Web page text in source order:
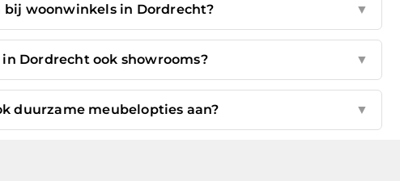
bij woonwinkels in Dordrecht? ▼
Dordrecht ook showrooms? ▼
duurzame meubelopties aan? ▼